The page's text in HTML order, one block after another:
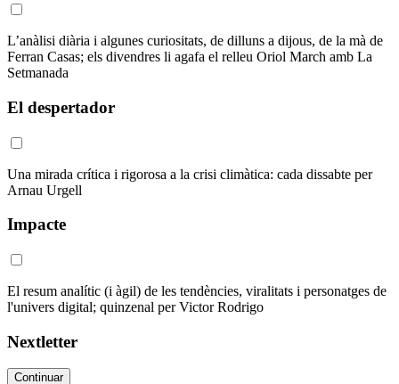
L’anàlisi diària i algunes curiositats, de dilluns a dijous, de la mà de
Ferran Casas; els divendres li agafa el relleu Oriol March amb La
Setmanada
El despertador
Una mirada crítica i rigorosa a la crisi climàtica: cada dissabte per
Arnau Urgell
Impacte
El resum analític (i àgil) de les tendències, viralitats i personatges de
l'univers digital; quinzenal per Victor Rodrigo
Nextletter
Continuar